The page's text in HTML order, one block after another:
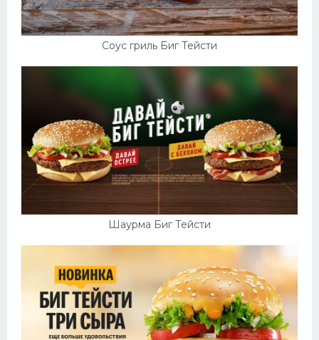
Соус гриль Биг Тейсти
Шаурма Биг Тейсти